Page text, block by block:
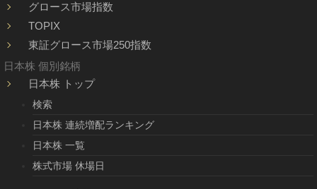
グロース市場指数
TOPIX
東証グロース市場250指数
日本株 個別銘柄
日本株 トップ
検索
日本株 連続増配ランキング
日本株 一覧
株式市場 休場日